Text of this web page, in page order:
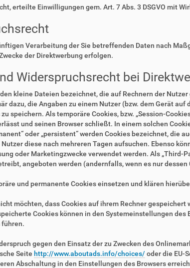
erteilte Einwilligungen gem. Art. 7 Abs. 3 DSGVO mit
Verarbeitung der Sie betreffenden Daten nach
der Direktwerbung erfolgen.
Widerspruchsrecht bei
kleine Dateien bezeichnet, die auf Rechnern der
dazu, die Angaben zu einem Nutzer (bzw. dem Gerät
speichern. Als temporäre Cookies, bzw. „Session-
und seinen Browser schließt. In einem solchen
oder „persistent“ werden Cookies bezeichnet, die
diese nach mehreren Tagen aufsuchen. Ebenso
oder Marketingzwecke verwendet werden. Als
angeboten werden (andernfalls, wenn es nur dessen
und permanente Cookies einsetzen und klären
möchten, dass Cookies auf ihrem Rechner
Cookies können in den Systemeinstellungen
gegen den Einsatz der zu Zwecken des
Seite http://www.aboutads.info/choices/ oder die EU-
Abschaltung in den Einstellungen des Browsers